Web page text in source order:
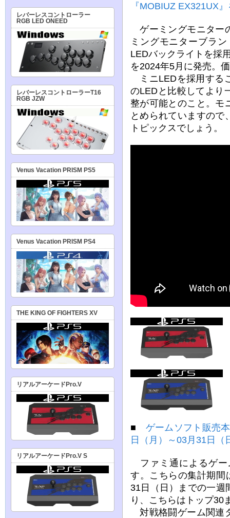
『MOBIUZ EX321UX
ゲーミングモニター
ミングモニターブラ
LEDバックライトを採
を2024年5月に発売。
ミニLEDを採用する
のLEDと比較してより
整が可能とのこと。モ
とめられていますので
トピックスでしょう。
■ ゲームソフト販売
日（月）～03月31日（
ファミ通によるゲー
す。こちらの集計期間
31日（日）までの一週
り、こちらはトップ30
対戦格闘ゲーム関連
レバーレスコントローラー
RGB LED ONEED
レバーレスコントローラーT16
RGB JZW
Venus Vacation PRISM PS5
Venus Vacation PRISM PS4
THE KING OF FIGHTERS XV
リアルアーケードPro.V
リアルアーケードPro.V S